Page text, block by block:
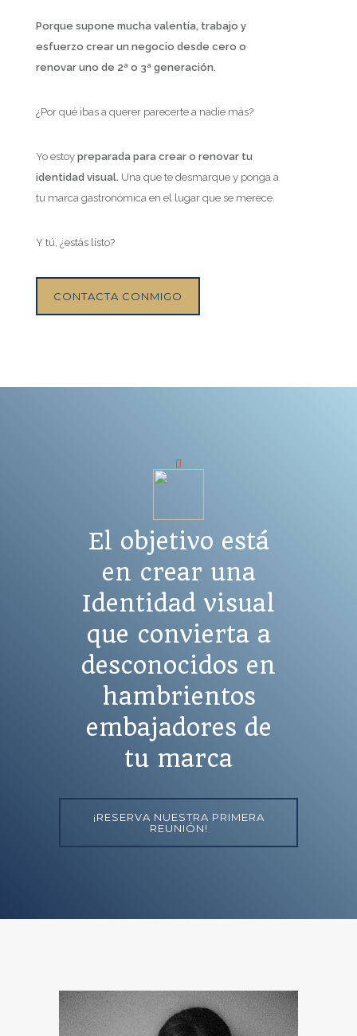
Porque supone mucha valentía, trabajo y
esfuerzo crear un negocio desde cero o
renovar uno de 2ª o 3ª generación.
¿Por qué ibas a querer parecerte a nadie más?
Yo estoy preparada para crear o renovar tu
identidad visual. Una que te desmarque y ponga a
tu marca gastronómica en el lugar que se merece.
Y tú, ¿estás listo?
CONTACTA CONMIGO
El objetivo está
en crear una
Identidad visual
que convierta a
desconocidos en
hambrientos
embajadores de
tu marca
¡RESERVA NUESTRA PRIMERA
REUNIÓN!